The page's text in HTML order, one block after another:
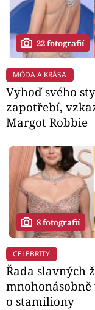
Přihlášení
Sledujte nás
22 fotografií
MÓDA A KRÁSA
Vyhoď svého
zapotřebí,
Margot Robbie
8 fotografií
CELEBRITY
Řada slavných
o stamiliony